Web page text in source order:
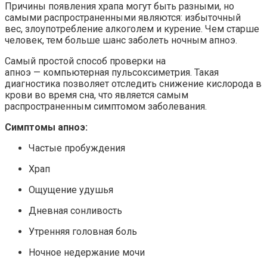
Причины появления храпа могут быть разными, но
самыми распространенными являются: избыточный
вес, злоупотребление алкоголем и курение. Чем старше
человек, тем больше шанс заболеть ночным апноэ.
Самый простой способ проверки на
апноэ — компьютерная пульсоксиметрия. Такая
диагностика позволяет отследить снижение кислорода в
крови во время сна, что является самым
распространенным симптомом заболевания.
Симптомы апноэ:
Частые пробуждения
Храп
Ощущение удушья
Дневная сонливость
Утренняя головная боль
Ночное недержание мочи